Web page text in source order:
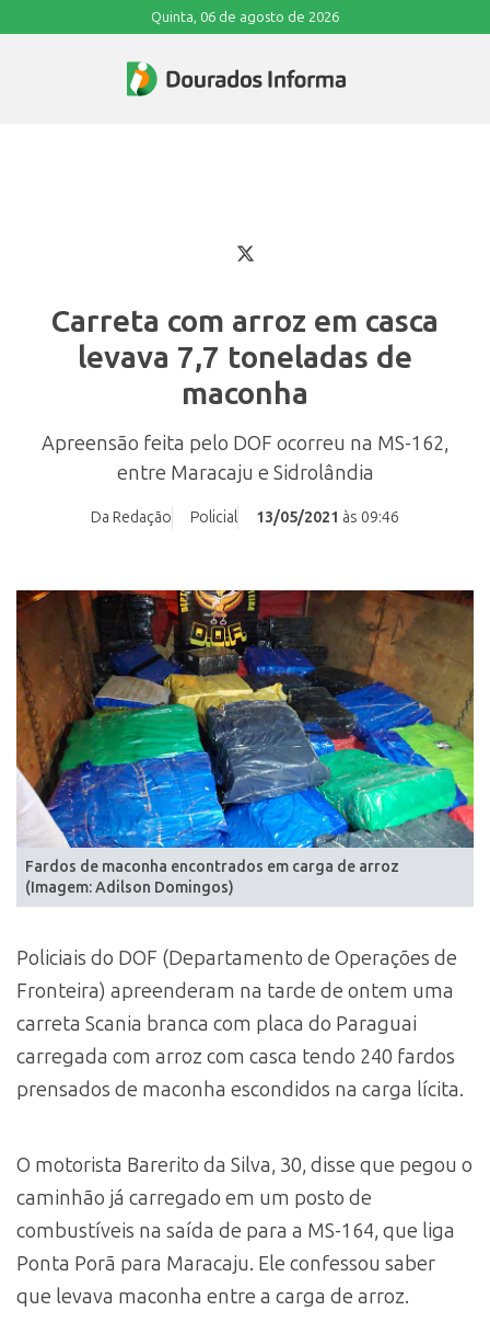
Quinta, 06 de agosto de 2026
Carreta com arroz em casca
levava 7,7 toneladas de
maconha
Apreensão feita pelo DOF ocorreu na MS-162,
entre Maracaju e Sidrolândia
Da Redação Policial 13/05/2021 às 09:46
Fardos de maconha encontrados em carga de arroz
(Imagem: Adilson Domingos)
Policiais do DOF (Departamento de Operações de
Fronteira) apreenderam na tarde de ontem uma
carreta Scania branca com placa do Paraguai
carregada com arroz com casca tendo 240 fardos
prensados de maconha escondidos na carga lícita.
O motorista Barerito da Silva, 30, disse que pegou o
caminhão já carregado em um posto de
combustíveis na saída de para a MS-164, que liga
Ponta Porã para Maracaju. Ele confessou saber
que levava maconha entre a carga de arroz.